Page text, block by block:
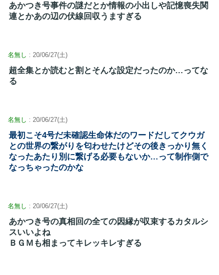
あかつき号事件の謎だとか情報の小出しや記憶喪失関
連とかあの辺の伏線回収うますぎる
名無し : 20/06/27(土)
超全集とか読むと割とそんな設定だったのか…ってな
る
名無し : 20/06/27(土)
最初こそ4号だ未確認生命体だのワードだしてクウガ
との世界の繋がりを匂わせたけどその後きっかり無く
なったあたり別に繋げる必要もないか…って制作側で
なっちゃったのかな
名無し : 20/06/27(土)
あかつき号の真相回の全ての因縁が収束するカタルシ
スいいよね
ＢＧＭも相まってキレッキレすぎる